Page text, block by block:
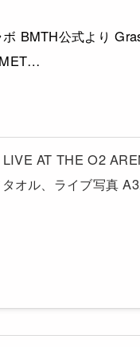
BMTH公式より
AT THE O2
オル、ライブ写真